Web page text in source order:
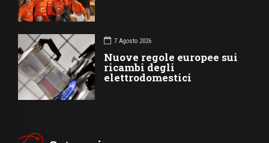
7 Agosto 2026
Nuove regole europee sui
ricambi degli
elettrodomestici